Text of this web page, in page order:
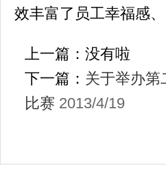
效丰富了员工幸福感
上一篇：没有啦
下一篇： 关于举办
比赛 2013/4/19